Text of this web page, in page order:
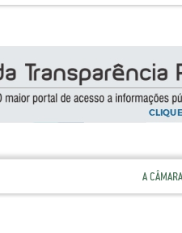
A CÂMARA